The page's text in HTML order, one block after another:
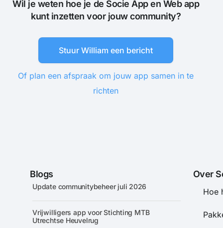
Wil je weten hoe je de Socie App en Web app
kunt inzetten voor jouw community?
Stuur William een bericht
Of plan een afspraak om jouw app samen in te
richten
Blogs
Update communitybeheer juli 2026
Vrijwilligers app voor Stichting MTB
Utrechtse Heuvelrug
Over
Hoe